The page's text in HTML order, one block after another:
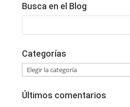
Busca en el Blog
Categorías
Categorías
Últimos comentarios